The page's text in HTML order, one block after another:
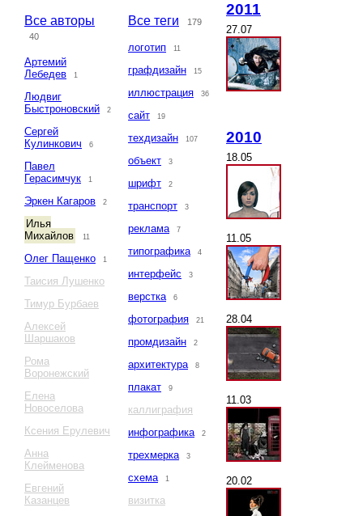
Все авторы
40
Артемий
Лебедев
1
Людвиг
Быстроновский
2
Сергей
Кулинкович
6
Павел
Герасимчук
1
Эркен Кагаров 2
Илья
Михайлов
11
Олег Пащенко 1
Таисия Лушенко
Тимур Бурбаев
Алексей
Шаршаков
Рома
Воронежский
Елена
Новоселова
Ксения Ерулевич
Анна
Клейменова
Евгений
Казанцев
Все теги 179
логотип 11
графдизайн 15
иллюстрация 36
сайт 19
техдизайн 107
объект 3
шрифт 2
транспорт 3
реклама 7
типографика 4
интерфейс 3
верстка 6
фотография 21
промдизайн 2
архитектура 8
плакат 9
каллиграфия
инфографика
2
трехмерка 3
схема 1
визитка
2011
27.07
2010
18.05
11.05
28.04
11.03
20.02